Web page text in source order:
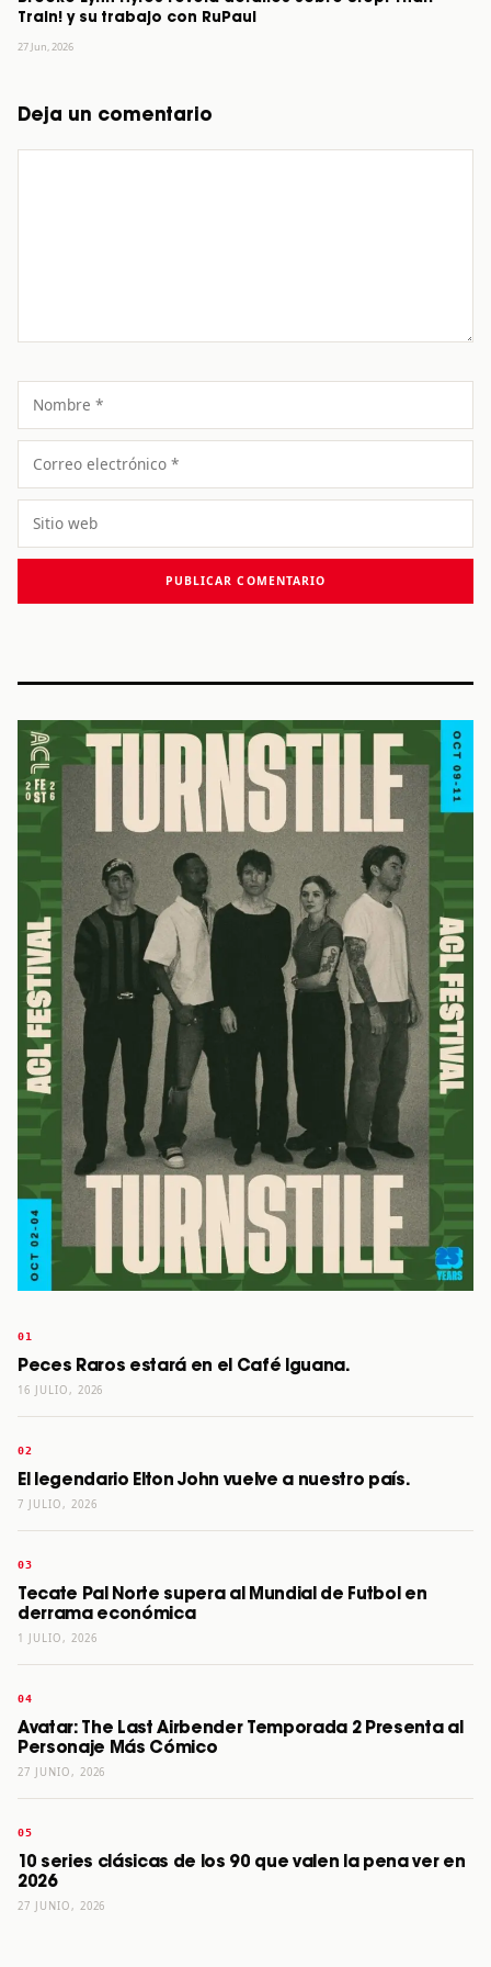
Train! y su trabajo con RuPaul
27 Jun, 2026
Deja un comentario
Comentario
Nombre
Correo
electrónico
Sitio
web
Peces Raros estará en el Café Iguana.
16 JULIO, 2026
El legendario Elton John vuelve a nuestro país.
7 JULIO, 2026
Tecate Pal Norte supera al Mundial de Futbol en
derrama económica
1 JULIO, 2026
Avatar: The Last Airbender Temporada 2 Presenta al
Personaje Más Cómico
27 JUNIO, 2026
10 series clásicas de los 90 que valen la pena ver en
2026
27 JUNIO, 2026